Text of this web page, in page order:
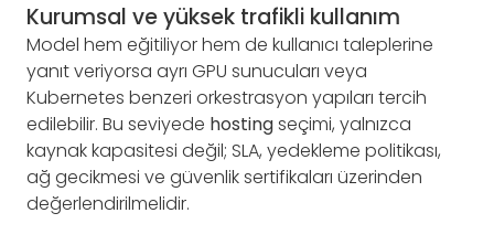
Kurumsal ve yüksek trafikli kullanım
Model hem eğitiliyor hem de kullanıcı taleplerine
yanıt veriyorsa ayrı GPU sunucuları veya
Kubernetes benzeri orkestrasyon yapıları tercih
edilebilir. Bu seviyede hostingseçimi, yalnızca
kaynak kapasitesi değil; SLA, yedekleme politikası,
ağ gecikmesi ve güvenlik sertifikaları üzerinden
değerlendirilmelidir.